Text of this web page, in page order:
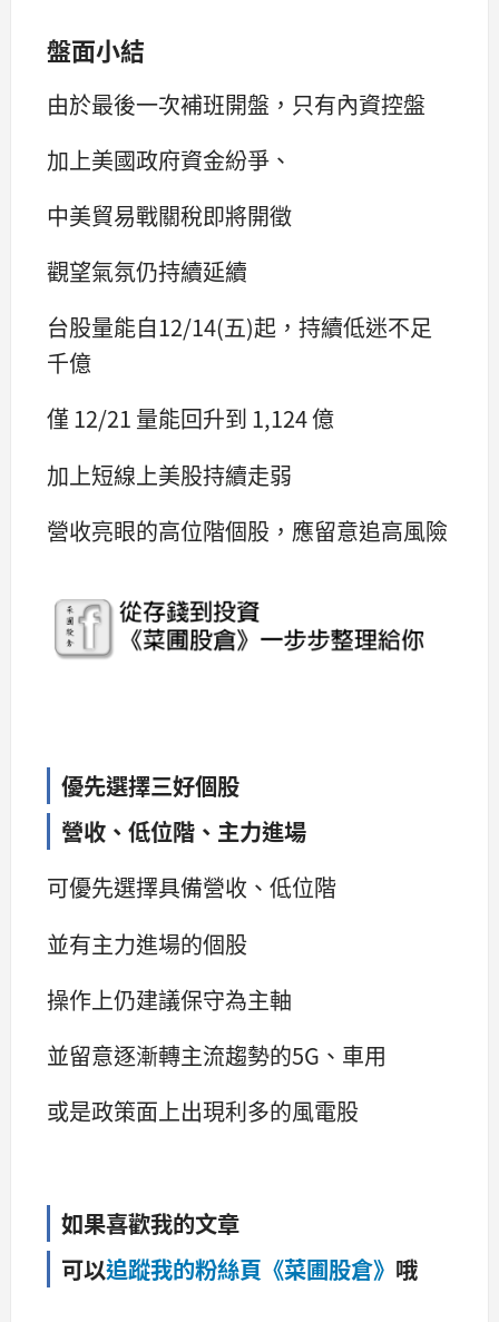
盤面小結
由於最後一次補班開盤，只有內資控盤
加上美國政府資金紛爭、
中美貿易戰關稅即將開徵
觀望氣氛仍持續延續
台股量能自12/14(五)起，持續低迷不足
千億
僅 12/21 量能回升到 1,124 億
加上短線上美股持續走弱
營收亮眼的高位階個股，應留意追高風險
優先選擇三好個股
營收、低位階、主力進場
可優先選擇具備營收、低位階
並有主力進場的個股
操作上仍建議保守為主軸
並留意逐漸轉主流趨勢的5G、車用
或是政策面上出現利多的風電股
如果喜歡我的文章
可以追蹤我的粉絲頁《菜圃股倉》 哦